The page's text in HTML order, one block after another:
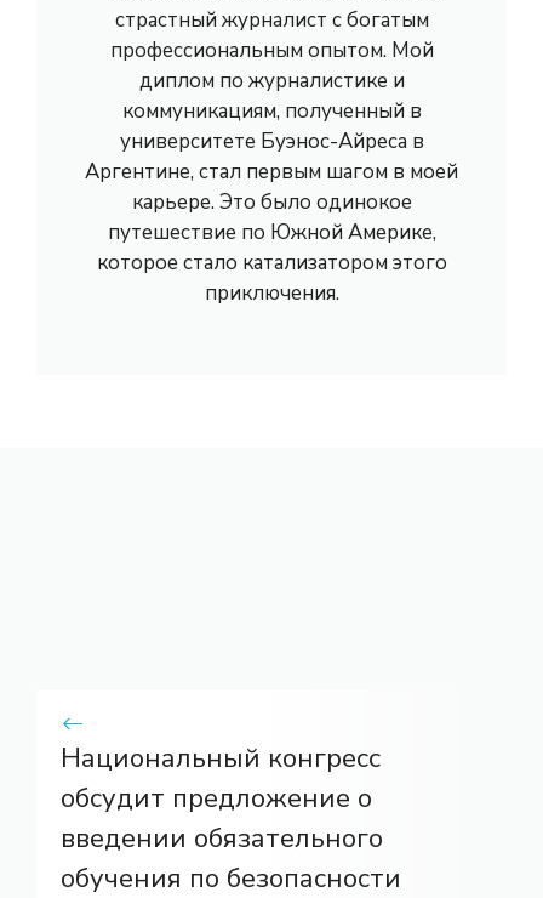
страстный журналист с богатым
профессиональным опытом. Мой
диплом по журналистике и
коммуникациям, полученный в
университете Буэнос-Айреса в
Аргентине, стал первым шагом в моей
карьере. Это было одинокое
путешествие по Южной Америке,
которое стало катализатором этого
приключения.
Национальный конгресс
обсудит предложение о
введении обязательного
обучения по безопасности